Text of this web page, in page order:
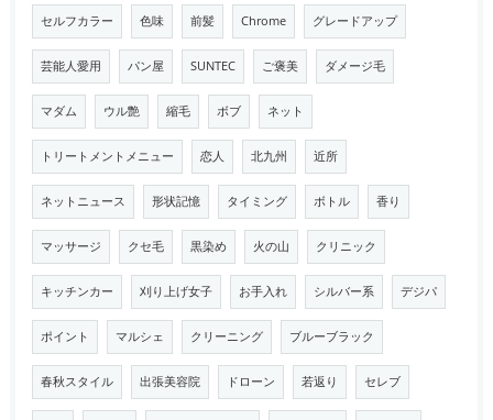
セルフカラー 色味 前髪 Chrome グレードアップ
芸能人愛用 パン屋 SUNTEC ご褒美 ダメージ毛
マダム ウル艶 縮毛 ボブ ネット
トリートメントメニュー 恋人 北九州 近所
ネットニュース 形状記憶 タイミング ボトル 香り
マッサージ クセ毛 黒染め 火の山 クリニック
キッチンカー 刈り上げ女子 お手入れ シルバー系 デジパ
ポイント マルシェ クリーニング ブルーブラック
春秋スタイル 出張美容院 ドローン 若返り セレブ